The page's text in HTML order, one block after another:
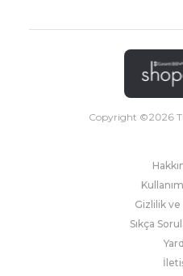
Copyright ©2026
Gizlilik
Sıkça